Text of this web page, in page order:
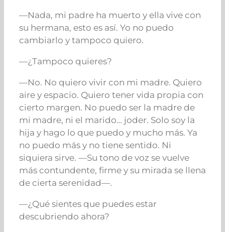
—Nada, mi padre ha muerto y ella vive con
su hermana, esto es así. Yo no puedo
cambiarlo y tampoco quiero.
—¿Tampoco quieres?
—No. No quiero vivir con mi madre. Quiero
aire y espacio. Quiero tener vida propia con
cierto margen. No puedo ser la madre de
mi madre, ni el marido… joder. Solo soy la
hija y hago lo que puedo y mucho más. Ya
no puedo más y no tiene sentido. Ni
siquiera sirve. —Su tono de voz se vuelve
más contundente, firme y su mirada se llena
de cierta serenidad—.
—¿Qué sientes que puedes estar
descubriendo ahora?